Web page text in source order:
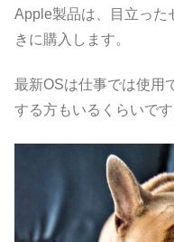
Apple製品は、目立った
きに購入します。
最新OSは仕事では使用
する方もいるくらいです